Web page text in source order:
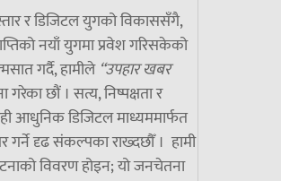
र डिजिटल युगको विकाससँगै,
नयाँ युगमा प्रवेश गरिसकेको
गर्दै, हामीले“उपहार खबर
गरेका छौं । सत्य, निष्पक्षता र
आधुनिक डिजिटल माध्यममार्फत
दृढ संकल्पका राख्दछौँ । हामी
विवरण होइन; यो जनचेतना